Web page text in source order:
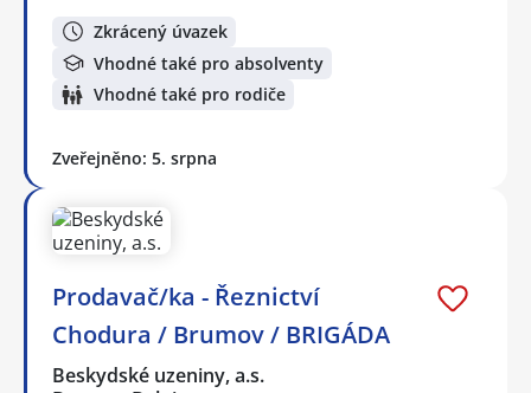
Zkrácený úvazek
Vhodné také pro absolventy
Vhodné také pro rodiče
Zveřejněno: 5. srpna
Prodavač/ka - Řeznictví
Chodura / Brumov / BRIGÁDA
Beskydské uzeniny, a.s.